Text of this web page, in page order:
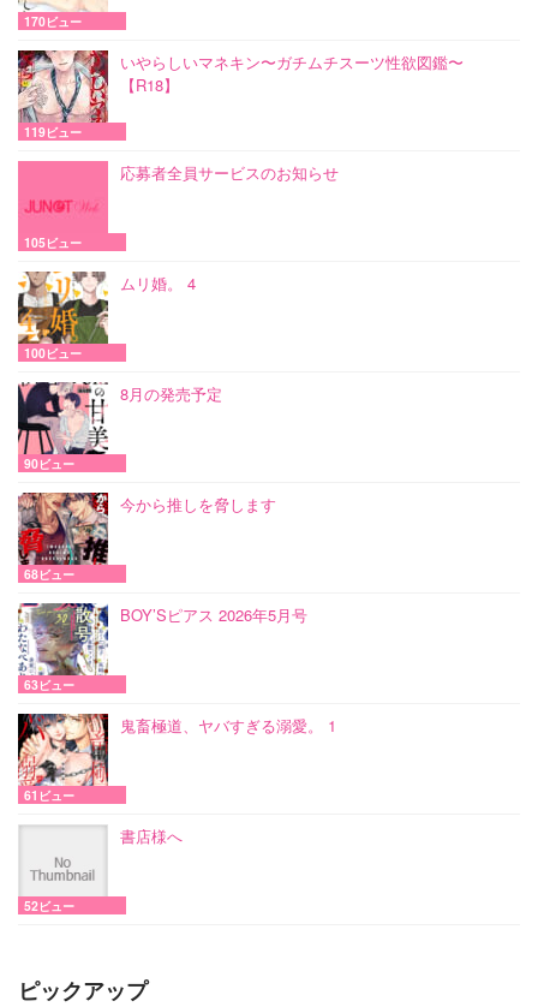
170ビュー
いやらしいマネキン〜ガチムチスーツ性欲図鑑〜
【R18】
119ビュー
応募者全員サービスのお知らせ
105ビュー
ムリ婚。 4
100ビュー
8月の発売予定
90ビュー
今から推しを脅します
68ビュー
BOY’Sピアス 2026年5月号
63ビュー
鬼畜極道、ヤバすぎる溺愛。 1
61ビュー
書店様へ
52ビュー
ピックアップ